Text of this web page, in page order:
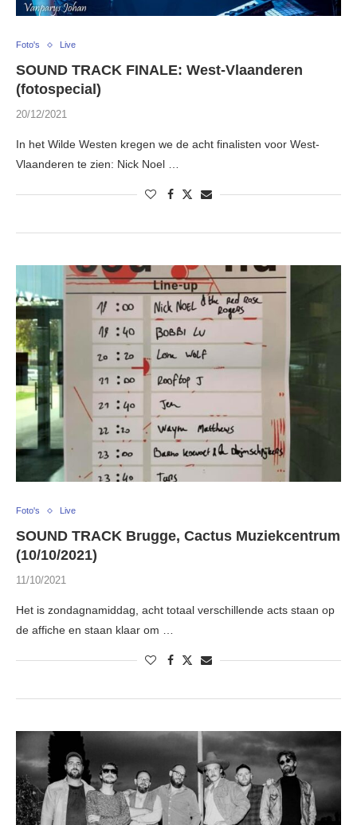
Foto's Live
SOUND TRACK FINALE: West-Vlaanderen
(fotospecial)
20/12/2021
In het Wilde Westen kregen we de acht finalisten voor West-
Vlaanderen te zien: Nick Noel …
Foto's Live
SOUND TRACK Brugge, Cactus Muziekcentrum
(10/10/2021)
11/10/2021
Het is zondagnamiddag, acht totaal verschillende acts staan op
de affiche en staan klaar om …